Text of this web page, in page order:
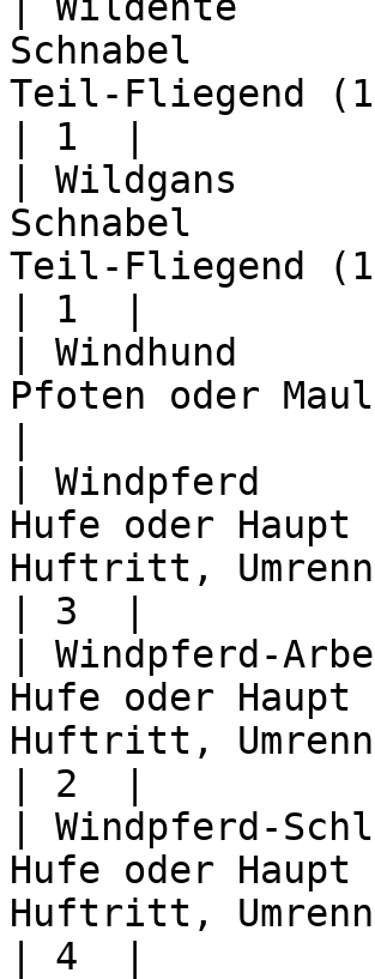
Schnabel
Teil-
| 1  |
| Wildgans
Schnabel
Teil-
| 1  |
| Windhund
Pfoten oder
|
|
Hufe oder
Huftritt,
| 3  |
| Windpferd-
Hufe oder
Huftritt,
| 2  |
| Windpferd-
Hufe oder
Huftritt,
| 4  |